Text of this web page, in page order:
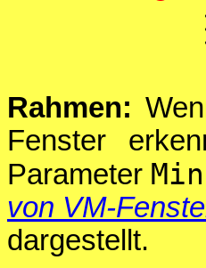
Rahmen:
Fenster
Parameter
von VM-
dargestellt.